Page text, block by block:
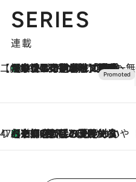
SERIES
連載
【CREA×星野リゾート】唯一無二。癒しと発見が待つ場所へ
2026.8.7
【トンボの足水浴】ヒノキの香りに包まれて涼感マックス！約13℃の湧水かけ流しを避暑地「星野温泉 トンボの湯」で体験
47都道府県の手みやげ ひんやりスイーツで夏を満喫
2026.8.7
【京都府】この夏絶対食べたい 冷やしておいしいおやつ3選 ひと口目から心を掴む新緑のテリーヌ